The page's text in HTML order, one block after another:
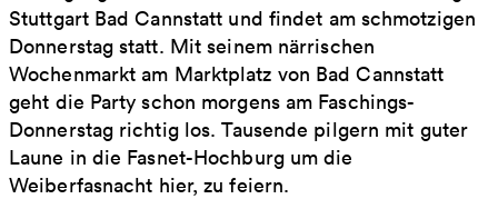
Stuttgart Bad Cannstatt und findet am schmotzigen
Donnerstag statt. Mit seinem närrischen
Wochenmarkt am Marktplatz von Bad Cannstatt
geht die Party schon morgens am Faschings-
Donnerstag richtig los. Tausende pilgern mit guter
Laune in die Fasnet-Hochburg um die
Weiberfasnacht hier, zu feiern.